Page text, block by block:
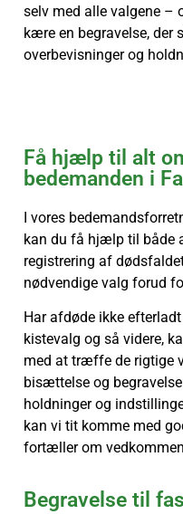
selv med alle valgene –
kære en begravelse, der
overbevisninger og
Få hjælp til alt
bedemanden i
I vores
kan du få hjælp til både
registrering af
nødvendige valg forud
Har afdøde ikke
kistevalg og så videre,
med at træffe de rigtige
bisættelse og
holdninger og
kan vi tit komme med
fortæller om
Begravelse til